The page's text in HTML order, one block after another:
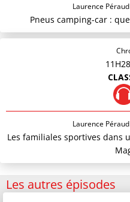
Laurence
Pneus camping-car :
11H28
Laurence
Les familiales sportives dans
Les autres épisodes